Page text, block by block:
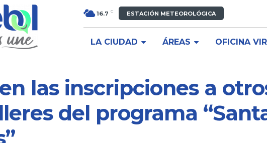
16.7 C ESTACIÓN METEOROLÓGICA
LA CIUDAD ÁREAS OFICINA
las inscripciones a
del programa